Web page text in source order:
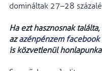
domináltak 27–28
Ha ezt hasznosnak
azazénpénzem facebook
is közvetlenül